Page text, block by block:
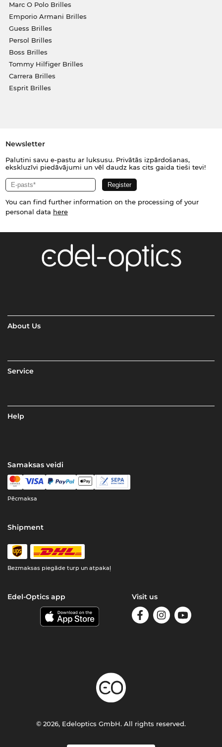
Marc O Polo Brilles
Emporio Armani Brilles
Guess Brilles
Persol Brilles
Boss Brilles
Tommy Hilfiger Brilles
Carrera Brilles
Esprit Brilles
Newsletter
Palutini savu e-pastu ar luksusu. Privātās izpārdošanas,
ekskluzīvi piedāvājumi un vēl daudz kas cits gaida tieši tevi!
You can find further information on the processing of your
personal data here
About Us
Service
Help
Samaksas veidi
Pēcmaksa
Shipment
Bezmaksas piegāde turp un atpakaļ
Edel-Optics app Visit us
© 2026, Edeloptics GmbH. All rights reserved.